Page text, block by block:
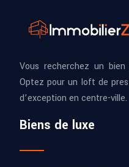
Vous recherchez un
Optez pour un loft de
d’exception en centre-ville.
Biens de luxe